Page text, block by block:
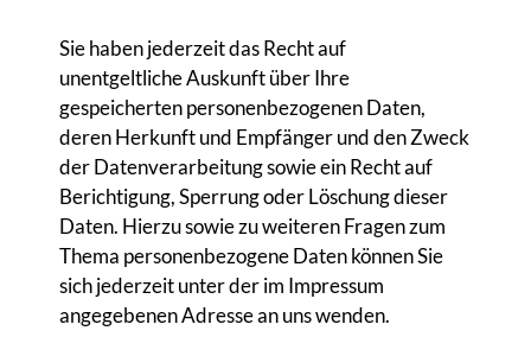
Sie haben jederzeit das Recht auf
unentgeltliche Auskunft über Ihre
gespeicherten personenbezogenen Daten,
deren Herkunft und Empfänger und den Zweck
der Datenverarbeitung sowie ein Recht auf
Berichtigung, Sperrung oder Löschung dieser
Daten. Hierzu sowie zu weiteren Fragen zum
Thema personenbezogene Daten können Sie
sich jederzeit unter der im Impressum
angegebenen Adresse an uns wenden.